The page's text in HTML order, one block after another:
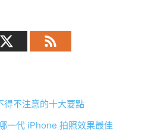
得不注意的十大要點
一代 iPhone 拍照效果最佳